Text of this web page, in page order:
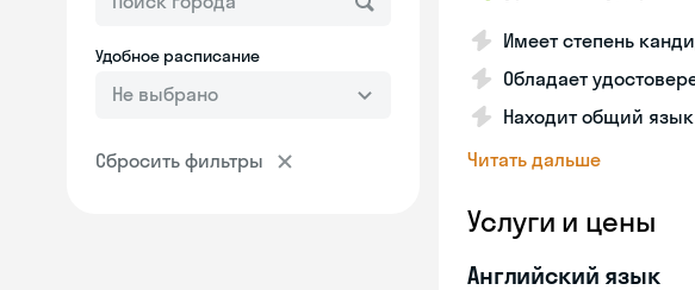
Удобное расписание
Не выбрано
Сбросить фильтры
Имеет степень
Обладает
Находит общий
Читать дальше
Услуги и цены
Английский язык